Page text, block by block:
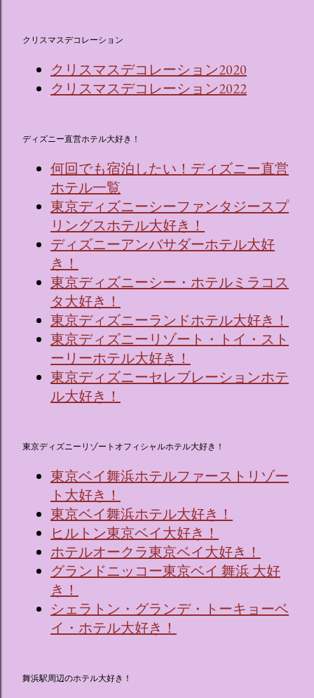
クリスマスデコレーション
クリスマスデコレーション2020
クリスマスデコレーション2022
ディズニー直営ホテル大好き！
何回でも宿泊したい！ディズニー直営
ホテル一覧
東京ディズニーシーファンタジースプ
リングスホテル大好き！
ディズニーアンバサダーホテル大好
き！
東京ディズニーシー・ホテルミラコス
タ大好き！
東京ディズニーランドホテル大好き！
東京ディズニーリゾート・トイ・スト
ーリーホテル大好き！
東京ディズニーセレブレーションホテ
ル大好き！
東京ディズニーリゾートオフィシャルホテル大好き！
東京ベイ舞浜ホテルファーストリゾー
ト大好き！
東京ベイ舞浜ホテル大好き！
ヒルトン東京ベイ大好き！
ホテルオークラ東京ベイ大好き！
グランドニッコー東京ベイ 舞浜 大好
き！
シェラトン・グランデ・トーキョーベ
イ・ホテル大好き！
舞浜駅周辺のホテル大好き！